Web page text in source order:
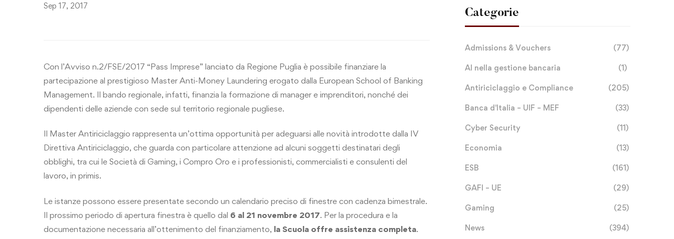
Sep 17, 2017
Con l’Avviso n.2/FSE/2017 “Pass Imprese” lanciato da Regione Puglia è possibile finanziare la
partecipazione al prestigioso Master Anti-Money Laundering erogato dalla European School of Banking
Management. Il bando regionale, infatti, finanzia la formazione di manager e imprenditori, nonché dei
dipendenti delle aziende con sede sul territorio regionale pugliese.
Il Master Antiriciclaggio rappresenta un’ottima opportunità per adeguarsi alle novità introdotte dalla IV
Direttiva Antiriciclaggio, che guarda con particolare attenzione ad alcuni soggetti destinatari degli
obblighi, tra cui le Società di Gaming, i Compro Oro e i professionisti, commercialisti e consulenti del
lavoro, in primis.
Le istanze possono essere presentate secondo un calendario preciso di finestre con cadenza bimestrale.
Il prossimo periodo di apertura finestra è quello dal 6 al 21 novembre 2017. Per la procedura e la
documentazione necessaria all’ottenimento del finanziamento, la Scuola offre assistenza completa.
Categorie
Admissions & Vouchers (77)
AI nella gestione bancaria (1)
Antiriciclaggio e Compliance (205)
Banca d'Italia – UIF – MEF (33)
Cyber Security (11)
Economia (13)
ESB (161)
GAFI – UE (29)
Gaming (25)
News (394)